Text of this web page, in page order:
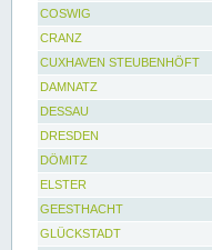
COSWIG
CRANZ
CUXHAVEN STEUBENHÖFT
DAMNATZ
DESSAU
DRESDEN
DÖMITZ
ELSTER
GEESTHACHT
GLÜCKSTADT